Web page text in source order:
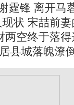
霆锋 离开马
状 宋喆前
两空终于落
县城落魄潦